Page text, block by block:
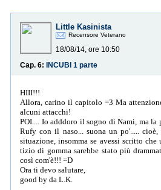
Little Kasinista
Recensore Veterano
18/08/14, ore 10:50
Cap. 6:
INCUBI 1 parte
HIII!!!
Allora, carino il capitolo =3 Ma
alcuni attacchi!
POI.... Io adddoro il sogno di Nami, ma
Rufy con il naso... suona un po'.....
situazione, insomma se avessi scritto che
tizio di gomma sarebbe stato più
così com'è!!! =D
Ora ti devo salutare,
good by da L.K.